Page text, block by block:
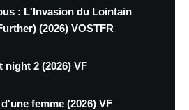
: L'Invasion du Lointain
(2026) VOSTFR
night 2 (2026) VF
femme (2026) VF